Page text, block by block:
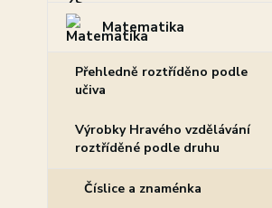
Matematika
Přehledně roztříděno podle
učiva
Výrobky Hravého vzdělávání
roztříděné podle druhu
Číslice a znaménka